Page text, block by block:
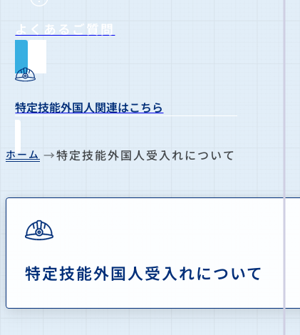
よくあるご質問
特定技能外国人関連はこちら
ホーム 特定技能外国人受入れについて
特定技能外国人受入れについて